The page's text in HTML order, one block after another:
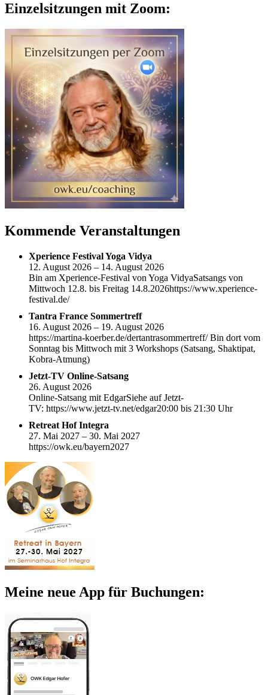
Einzelsitzungen mit Zoom:
Kommende Veranstaltungen
Xperience Festival Yoga Vidya
12. August 2026 – 14. August 2026
Bin am Xperience-Festival von Yoga VidyaSatsangs von
Mittwoch 12.8. bis Freitag 14.8.2026https://www.xperience-
festival.de/
Tantra France Sommertreff
16. August 2026 – 19. August 2026
https://martina-koerber.de/dertantrasommertreff/ Bin dort vom
Sonntag bis Mittwoch mit 3 Workshops (Satsang, Shaktipat,
Kobra-Atmung)
Jetzt-TV Online-Satsang
26. August 2026
Online-Satsang mit EdgarSiehe auf Jetzt-
TV: https://www.jetzt-tv.net/edgar20:00 bis 21:30 Uhr
Retreat Hof Integra
27. Mai 2027 – 30. Mai 2027
https://owk.eu/bayern2027
Meine neue App für Buchungen: